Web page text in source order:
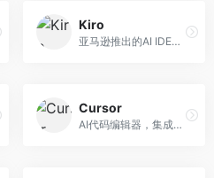
Kiro
亚马逊推出的AI IDE，深度整合AWS云服务。面向AWS开发者，提供代码生成、云服务集成、部署自动化等服务，与AWS生态无缝衔接。
Cursor
AI代码编辑器，集成GPT-4模型，专注于智能编程辅助。面向开发者，提供代码生成、代码解释、错误修复等服务，编程体验流畅，开发效率高。